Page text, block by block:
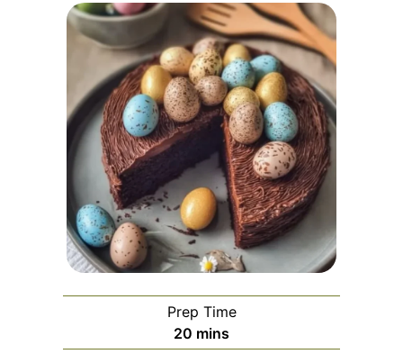
Prep Time
20 minutes
mins